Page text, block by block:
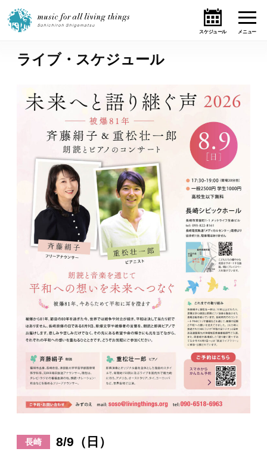
ホーム
ニュース
テーマ
ライブ・スケジュール
作品
オンライン・ショップ
ギャラリー
日々のレポート
Specials
プロフィール
演奏依頼
ライブ・スケジュール
長崎 8/9（日）